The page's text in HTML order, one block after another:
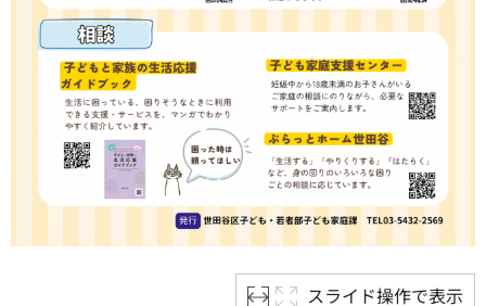
スライド操作で表示